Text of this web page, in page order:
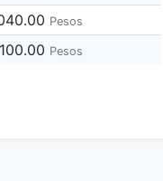
Pesos
Pesos